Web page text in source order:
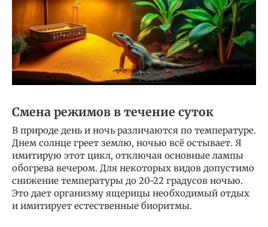
Смена режимов в течение суток
В природе день и ночь различаются по температуре.
Днем солнце греет землю, ночью всё остывает. Я
имитирую этот цикл, отключая основные лампы
обогрева вечером. Для некоторых видов допустимо
снижение температуры до 20-22 градусов ночью.
Это дает организму ящерицы необходимый отдых
и имитирует естественные биоритмы.